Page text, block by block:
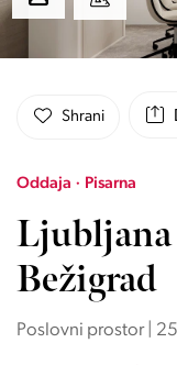
Shrani
Oddaja · Pisarna
Ljubljana
Bežigrad
Poslovni prostor |